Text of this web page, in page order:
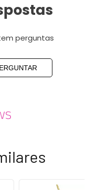
perguntas